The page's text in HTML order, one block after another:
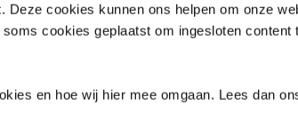
Deze cookies kunnen ons helpen om onze
cookies geplaatst om ingesloten content
en hoe wij hier mee omgaan. Lees dan
Over Nictiz